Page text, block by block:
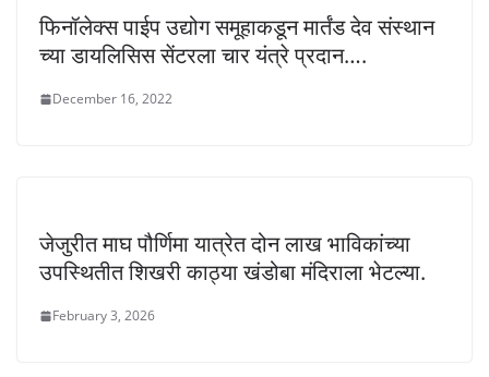
फिनॉलेक्स पाईप उद्योग समूहाकडून मार्तंड देव संस्थान
च्या डायलिसिस सेंटरला चार यंत्रे प्रदान….
December 16, 2022
जेजुरीत माघ पौर्णिमा यात्रेत दोन लाख भाविकांच्या
उपस्थितीत शिखरी काठ्या खंडोबा मंदिराला भेटल्या.
February 3, 2026